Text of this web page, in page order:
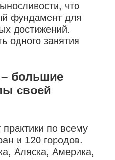
что
фундамент для
достижений.
одного занятия
большие
своей
по всему
и 120 городов.
Аляска, Америка,